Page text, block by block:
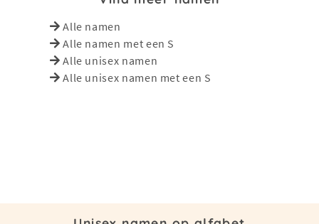
Alle namen
Alle namen met een S
Alle unisex namen
Alle unisex namen met een S